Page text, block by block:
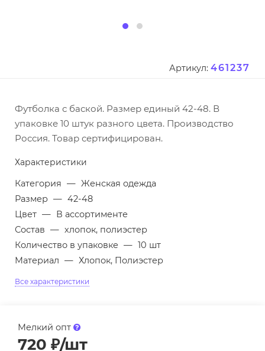
Артикул: 461237
Футболка с баской. Размер единый 42-48. В
упаковке 10 штук разного цвета. Производство
Россия. Товар сертифицирован.
Характеристики
Категория — Женская одежда
Размер — 42-48
Цвет — В ассортименте
Состав — хлопок, полиэстер
Количество в упаковке — 10 шт
Материал — Хлопок, Полиэстер
Все характеристики
Мелкий опт
720 ₽/шт